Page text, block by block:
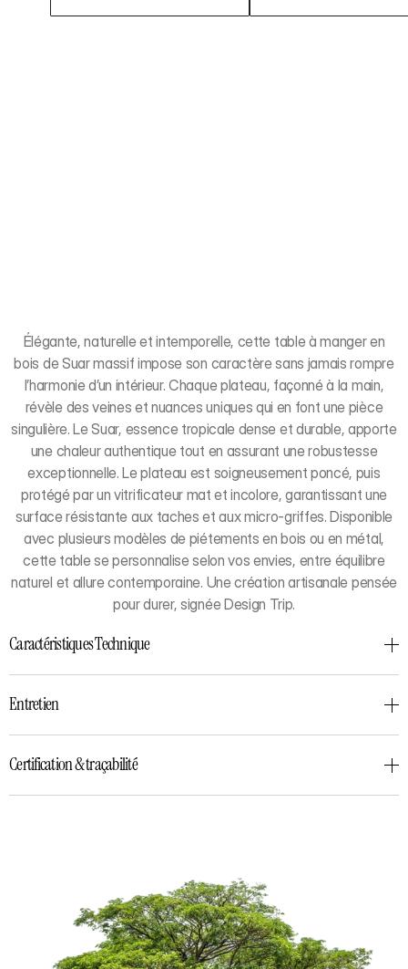
Élégante, naturelle et intemporelle, cette table à manger en
bois de Suar massif impose son caractère sans jamais rompre
l’harmonie d’un intérieur. Chaque plateau, façonné à la main,
révèle des veines et nuances uniques qui en font une pièce
singulière. Le Suar, essence tropicale dense et durable, apporte
une chaleur authentique tout en assurant une robustesse
exceptionnelle. Le plateau est soigneusement poncé, puis
protégé par un vitrificateur mat et incolore, garantissant une
surface résistante aux taches et aux micro-griffes. Disponible
avec plusieurs modèles de piétements en bois ou en métal,
cette table se personnalise selon vos envies, entre équilibre
naturel et allure contemporaine. Une création artisanale pensée
pour durer, signée Design Trip.
Caractéristiques Technique
Entretien
Certification & traçabilité